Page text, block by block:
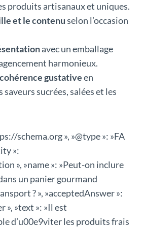
produits artisanaux et uniques.
et le contenuselon l’occasion
avec un emballage
harmonieux.
gustativeen
sucrées, salées et les
schema.org », »@type »: »FA
»:
», »name »: »Peut-on inclure
un panier gourmand
? », »acceptedAnswer »:
», »text »: »Il est
d’u00e9viter les produits frais